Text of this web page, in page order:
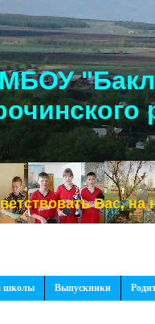
Вас, на нашем
школы Выпускники